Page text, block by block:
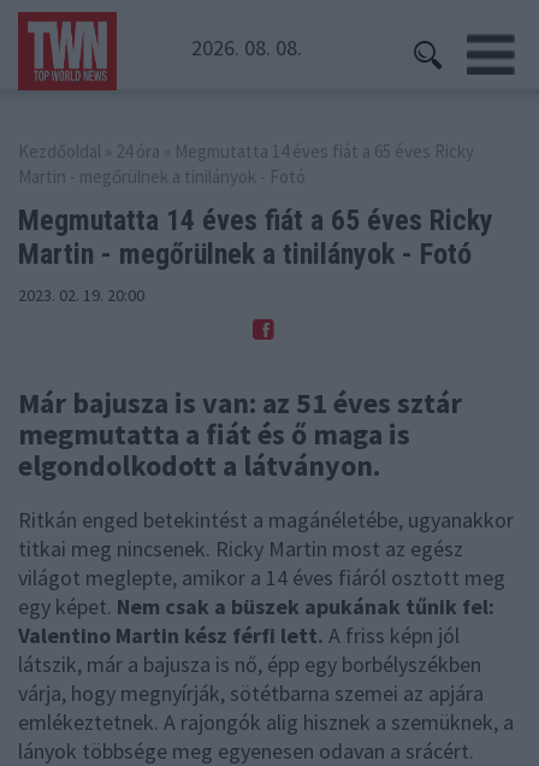
2026. 08. 08.
Kezdőoldal » 24 óra » Megmutatta 14 éves fiát a 65 éves Ricky
Martin - megőrülnek a tinilányok - Fotó
Megmutatta 14 éves fiát a 65 éves Ricky
Martin - megőrülnek a tinilányok - Fotó
2023. 02. 19. 20:00
Már bajusza is van: az 51 éves sztár
megmutatta a fiát és ő maga is
elgondolkodott a látványon.
Ritkán enged betekintést a magánéletébe, ugyanakkor
titkai meg nincsenek. Ricky Martin most az egész
világot meglepte, amikor a 14 éves fiáról osztott meg
egy képet. Nem csak a büszek apukának tűnik fel:
Valentino Martin kész férfi lett. A friss képn jól
látszik, már a bajusza is nő, épp egy borbélyszékben
várja, hogy megnyírják, sötétbarna szemei az apjára
emlékeztetnek. A rajongók alig hisznek a szemüknek, a
lányok többsége meg egyenesen odavan a srácért.